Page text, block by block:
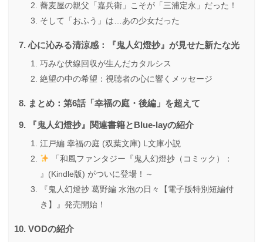
蕎麦屋の親父「嘉兵衛」こそが「三浦定永」だった！
そして「おふう」は…あの少女だった
心に沁みる清涼感：『鬼人幻燈抄』が見せた新たな光
巧みな伏線回収が生んだカタルシス
絶望の中の希望：視聴者の心に響くメッセージ
まとめ：第6話「幸福の庭・後編」を超えて
『鬼人幻燈抄』関連書籍とBlue-layの紹介
江戸編 幸福の庭 (双葉文庫) L文庫小説
「和風ファンタジー『鬼人幻燈抄（コミック）：
』(Kindle版) がついに登場！～
『鬼人幻燈抄 葛野編 水泡の日々【電子版特別短編付
き】』発売開始！
VODの紹介